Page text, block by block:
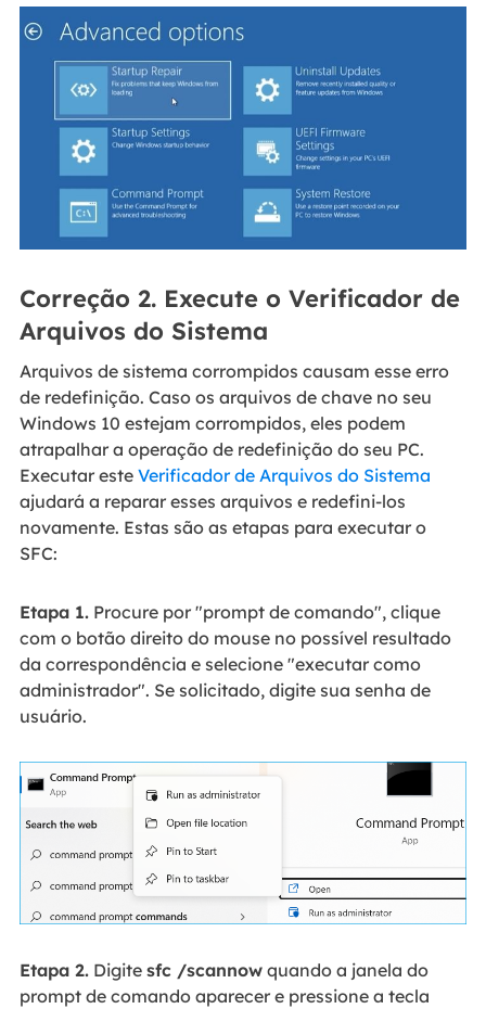
Correção 2. Execute o Verificador de
Arquivos do Sistema
Arquivos de sistema corrompidos causam esse erro
de redefinição. Caso os arquivos de chave no seu
Windows 10 estejam corrompidos, eles podem
atrapalhar a operação de redefinição do seu PC.
Executar este Verificador de Arquivos do Sistema
ajudará a reparar esses arquivos e redefini-los
novamente. Estas são as etapas para executar o
SFC:
Etapa 1.Procure por "prompt de comando", clique
com o botão direito do mouse no possível resultado
da correspondência e selecione "executar como
administrador". Se solicitado, digite sua senha de
usuário.
Etapa 2.Digite sfc /scannowquando a janela do
prompt de comando aparecer e pressione a tecla